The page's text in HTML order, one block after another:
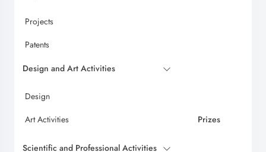
Projects
Patents
Design and Art Activities
Design
Art Activities
Prizes
Scientific and Professional Activities